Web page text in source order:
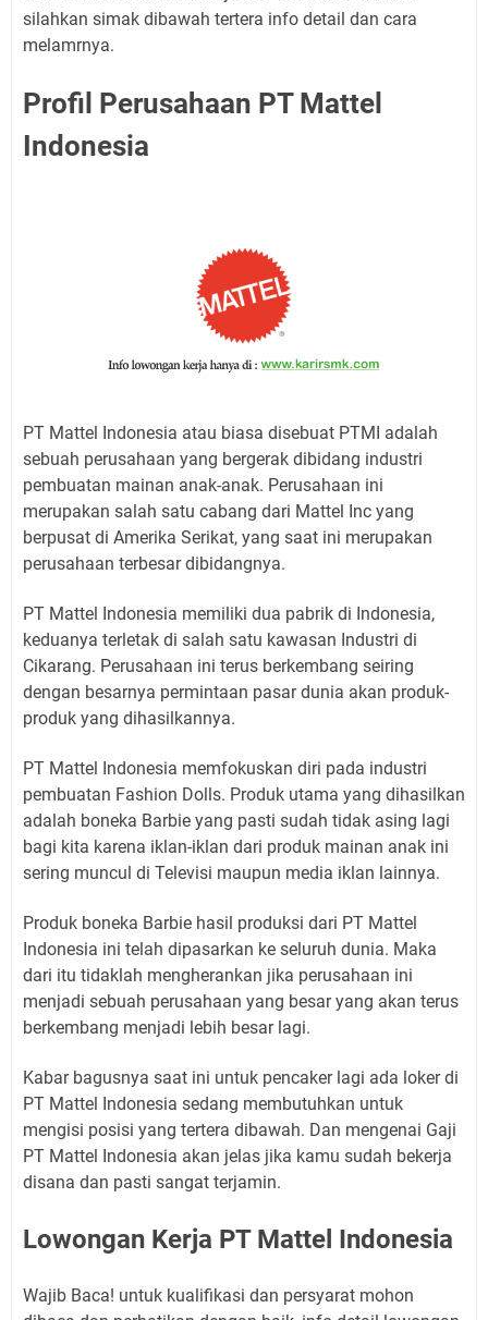
silahkan simak dibawah tertera info detail dan cara
melamrnya.
Profil Perusahaan PT Mattel
Indonesia
PT Mattel Indonesia atau biasa disebuat PTMI adalah
sebuah perusahaan yang bergerak dibidang industri
pembuatan mainan anak-anak. Perusahaan ini
merupakan salah satu cabang dari Mattel Inc yang
berpusat di Amerika Serikat, yang saat ini merupakan
perusahaan terbesar dibidangnya.
PT Mattel Indonesia memiliki dua pabrik di Indonesia,
keduanya terletak di salah satu kawasan Industri di
Cikarang. Perusahaan ini terus berkembang seiring
dengan besarnya permintaan pasar dunia akan produk-
produk yang dihasilkannya.
PT Mattel Indonesia memfokuskan diri pada industri
pembuatan Fashion Dolls. Produk utama yang dihasilkan
adalah boneka Barbie yang pasti sudah tidak asing lagi
bagi kita karena iklan-iklan dari produk mainan anak ini
sering muncul di Televisi maupun media iklan lainnya.
Produk boneka Barbie hasil produksi dari PT Mattel
Indonesia ini telah dipasarkan ke seluruh dunia. Maka
dari itu tidaklah mengherankan jika perusahaan ini
menjadi sebuah perusahaan yang besar yang akan terus
berkembang menjadi lebih besar lagi.
Kabar bagusnya saat ini untuk pencaker lagi ada loker di
PT Mattel Indonesia sedang membutuhkan untuk
mengisi posisi yang tertera dibawah. Dan mengenai Gaji
PT Mattel Indonesia akan jelas jika kamu sudah bekerja
disana dan pasti sangat terjamin.
Lowongan Kerja PT Mattel Indonesia
Wajib Baca! untuk kualifikasi dan persyarat mohon